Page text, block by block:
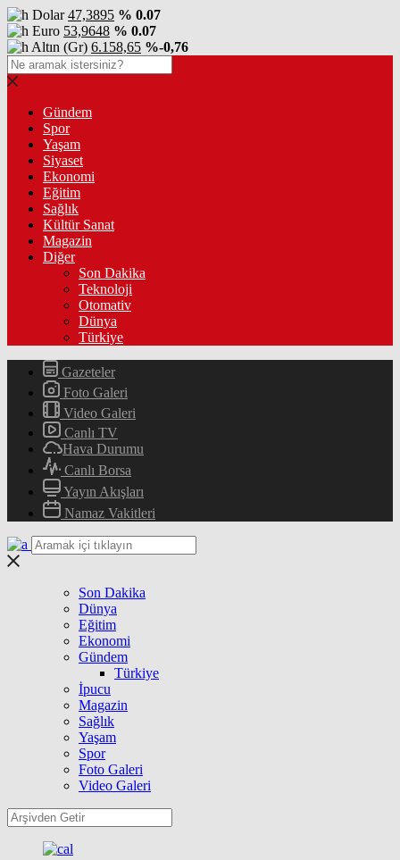
Dolar47,3895 % 0.07
Euro 53,9648 % 0.07
Altın (Gr) 6.158,65 %-0,76
Gündem
Spor
Yaşam
Siyaset
Ekonomi
Eğitim
Sağlık
Kültür Sanat
Magazin
Diğer
Son Dakika
Teknoloji
Otomativ
Dünya
Türkiye
Gazeteler
Foto Galeri
Video Galeri
Canlı TV
Hava Durumu
Canlı Borsa
Yayın Akışları
Namaz Vakitleri
Son Dakika
Dünya
Eğitim
Ekonomi
Gündem
Türkiye
İpucu
Magazin
Sağlık
Yaşam
Spor
Foto Galeri
Video Galeri